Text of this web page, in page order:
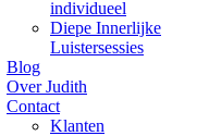
individueel
Diepe Innerlijke
Luistersessies
Blog
Over Judith
Contact
Klanten